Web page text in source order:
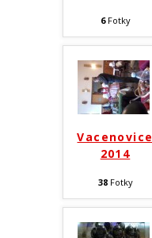
6Fotky
Vacenovice
2014
38Fotky